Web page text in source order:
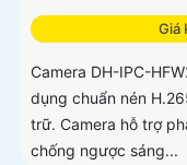
Giá
Camera DH-IPC-
dụng chuẩn nén
trữ. Camera hỗ trợ
chống ngược sáng...